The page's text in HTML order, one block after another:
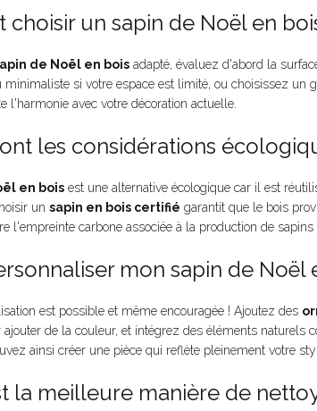
choisir un sapin de Noël en
de Noël en bois adapté, évaluez d'abord la
si votre espace est limité, ou choisissez un
l'harmonie avec votre décoration actuelle.
les considérations
en bois est une alternative écologique car il est
un sapin en bois certifié garantit que le bois
l'empreinte carbone associée à la production de sapins
mon sapin de Noël
est possible et même encouragée ! Ajoutez des
ajouter de la couleur, et intégrez des éléments naturels
ainsi créer une pièce qui reflète pleinement votre
la meilleure manière de